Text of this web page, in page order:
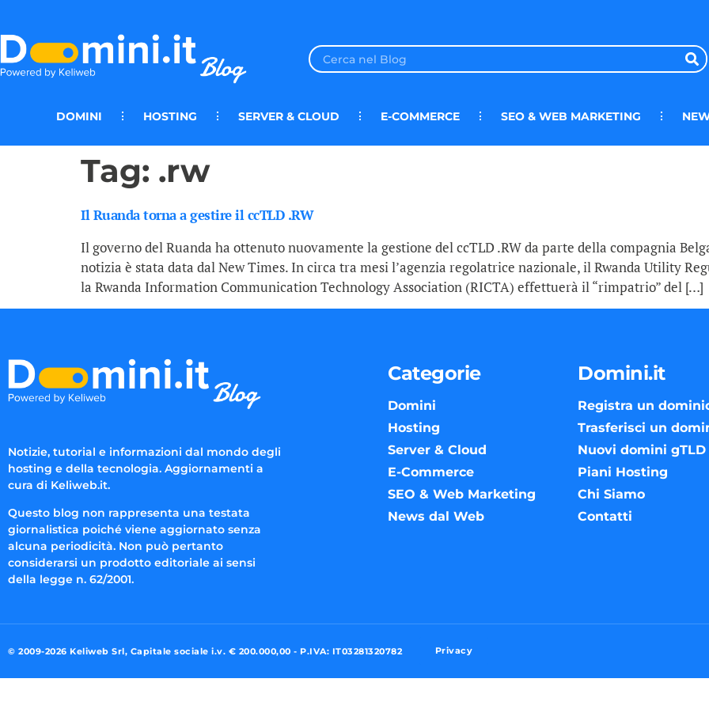
DOMINI HOSTING SERVER & CLOUD E-COMMERCE SEO & WEB MARKETING
Tag: .rw
Il Ruanda torna a gestire il ccTLD .RW
Il governo del Ruanda ha ottenuto nuovamente la gestione del ccTLD .RW da parte della compagnia
notizia è stata data dal New Times. In circa tra mesi l’agenzia regolatrice nazionale, il Rwanda Utility
la Rwanda Information Communication Technology Association (RICTA) effettuerà il “rimpatrio” del […]
Notizie, tutorial e informazioni dal mondo degli
hosting e della tecnologia. Aggiornamenti a
cura di Keliweb.it.
Questo blog non rappresenta una testata
giornalistica poiché viene aggiornato senza
alcuna periodicità. Non può pertanto
considerarsi un prodotto editoriale ai sensi
della legge n. 62/2001.
Categorie
Domini
Hosting
Server & Cloud
E-Commerce
SEO & Web Marketing
News dal Web
Domini.it
Registra un
Trasferisci un
Nuovi domini gTLD
Piani Hosting
Chi Siamo
Contatti
© 2009-2026 Keliweb Srl, Capitale sociale i.v. € 200.000,00 - P.IVA: IT03281320782 Privacy